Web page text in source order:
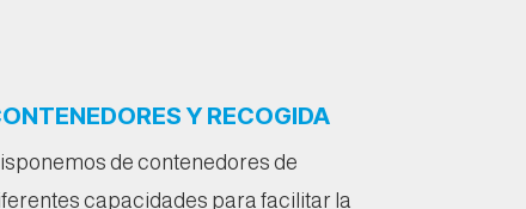
Y RECOGIDA
de contenedores de
capacidades para facilitar la